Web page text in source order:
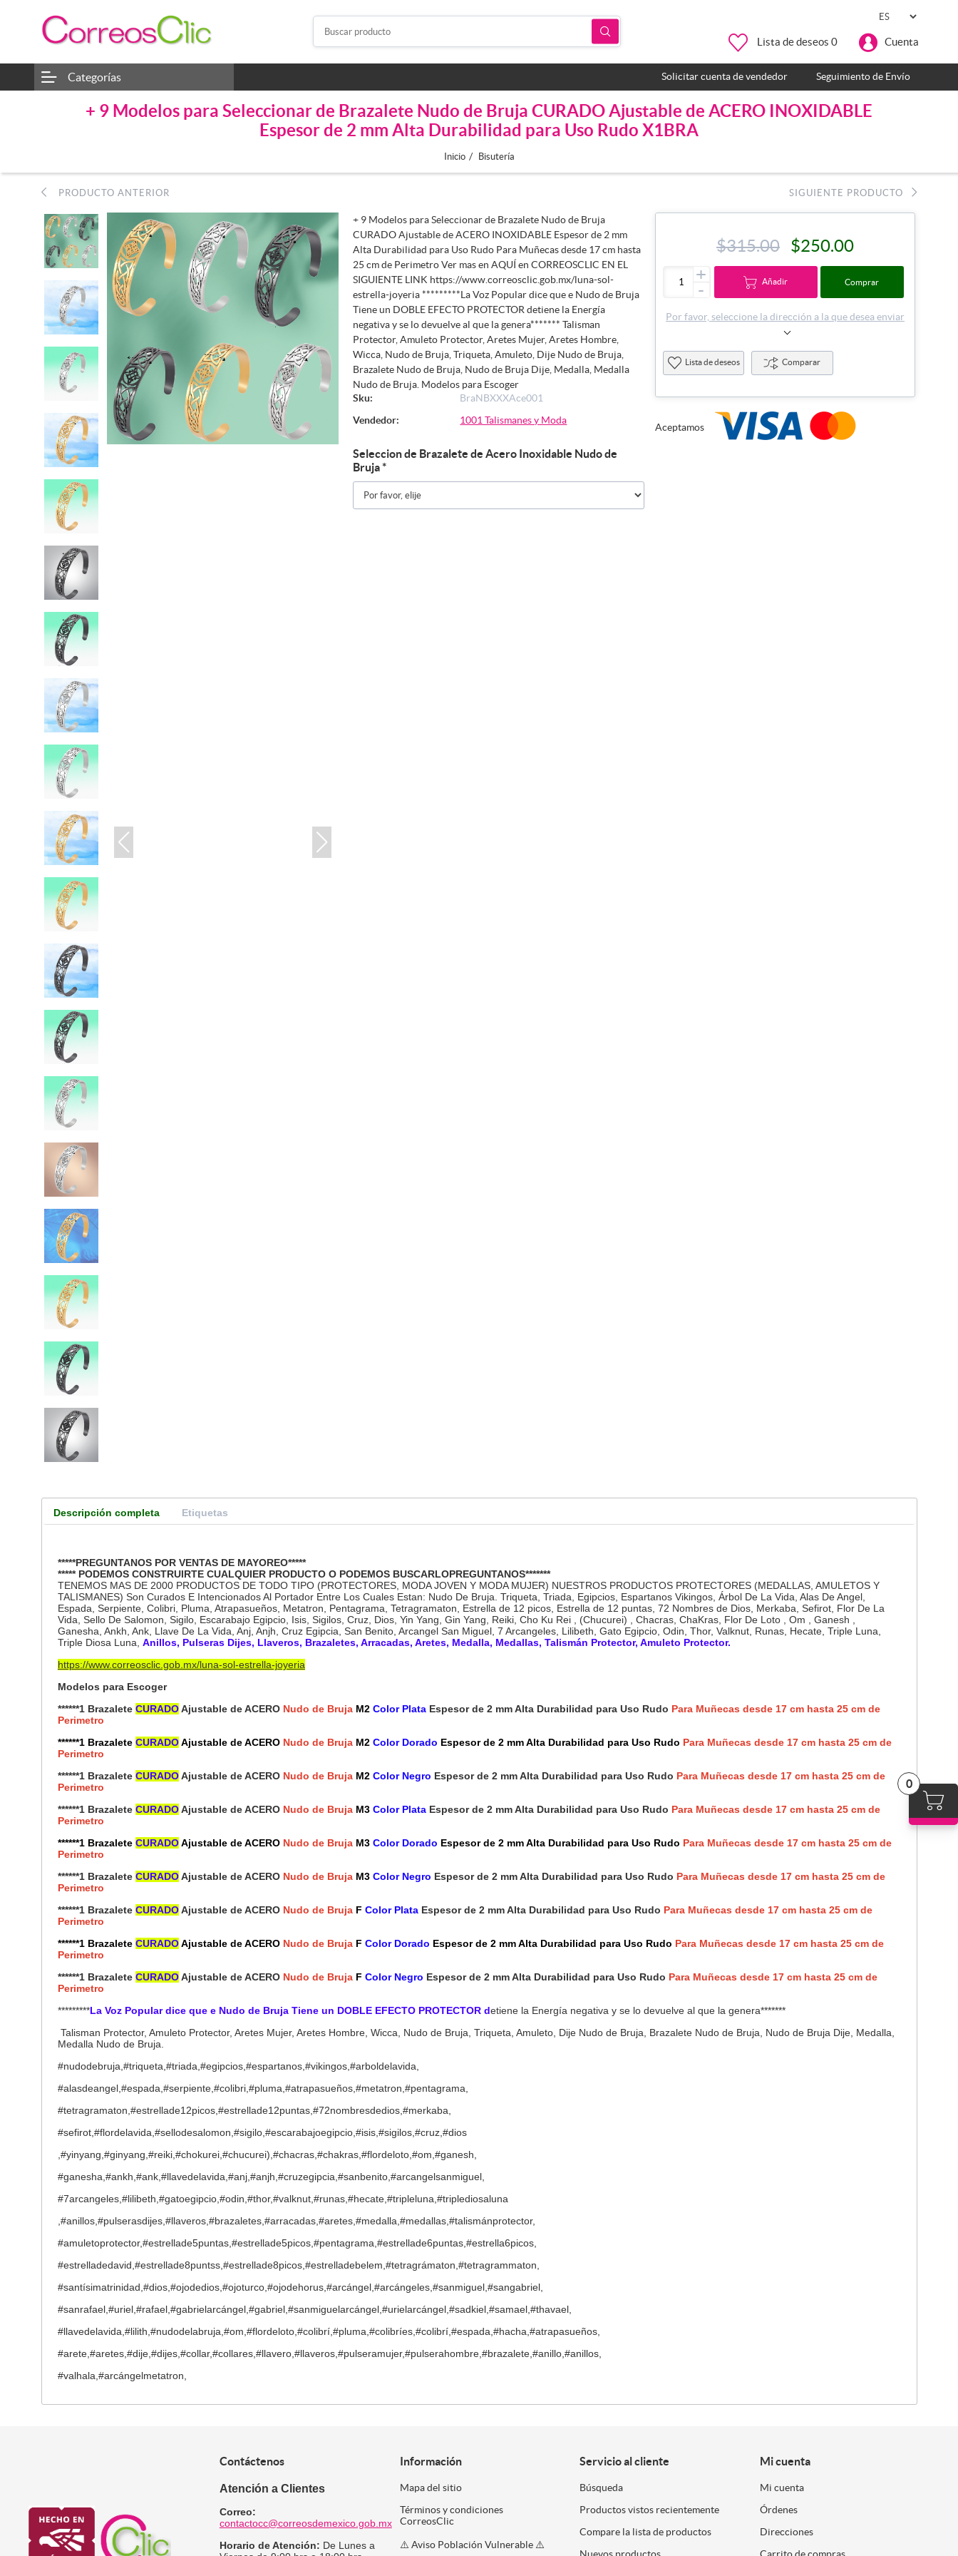
Lista de deseos 0 Cuenta
0
Categorías Solicitar cuenta de vendedor Seguimiento de Envío
+ 9 Modelos para Seleccionar de Brazalete Nudo de Bruja CURADO Ajustable de ACERO INOXIDABLE
Espesor de 2 mm Alta Durabilidad para Uso Rudo X1BRA
Inicio / Bisutería
PRODUCTO ANTERIOR SIGUIENTE PRODUCTO
+ 9 Modelos para Seleccionar de Brazalete Nudo de Bruja
CURADO Ajustable de ACERO INOXIDABLE Espesor de 2 mm
Alta Durabilidad para Uso Rudo Para Muñecas desde 17 cm hasta
25 cm de Perimetro Ver mas en AQUÍ en CORREOSCLIC EN EL
SIGUIENTE LINK https://www.correosclic.gob.mx/luna-sol-
estrella-joyeria *********La Voz Popular dice que e Nudo de Bruja
Tiene un DOBLE EFECTO PROTECTOR detiene la Energía
negativa y se lo devuelve al que la genera******* Talisman
Protector, Amuleto Protector, Aretes Mujer, Aretes Hombre,
Wicca, Nudo de Bruja, Triqueta, Amuleto, Dije Nudo de Bruja,
Brazalete Nudo de Bruja, Nudo de Bruja Dije, Medalla, Medalla
Nudo de Bruja. Modelos para Escoger
Sku:
BraNBXXXAce001
Vendedor:
1001 Talismanes y Moda
Seleccion de Brazalete de Acero Inoxidable Nudo de
Bruja*
$315.00 $250.00
+
- Añadir Comprar
Por favor, seleccione la dirección a la que desea enviar
Lista de deseos Comparar
Aceptamos
Descripción completa Etiquetas
*****PREGUNTANOS POR VENTAS DE MAYOREO*****
***** PODEMOS CONSTRUIRTE CUALQUIER PRODUCTO O PODEMOS BUSCARLOPREGUNTANOS*******
TENEMOS MAS DE 2000 PRODUCTOS DE TODO TIPO (PROTECTORES, MODA JOVEN Y MODA MUJER) NUESTROS PRODUCTOS PROTECTORES (MEDALLAS, AMULETOS Y
TALISMANES) Son Curados E Intencionados Al Portador Entre Los Cuales Estan: Nudo De Bruja. Triqueta, Triada, Egipcios, Espartanos Vikingos, Árbol De La Vida, Alas De Angel,
Espada, Serpiente, Colibri, Pluma, Atrapasueños, Metatron, Pentagrama, Tetragramaton, Estrella de 12 picos, Estrella de 12 puntas, 72 Nombres de Dios, Merkaba, Sefirot, Flor De La
Vida, Sello De Salomon, Sigilo, Escarabajo Egipcio, Isis, Sigilos, Cruz, Dios, Yin Yang, Gin Yang, Reiki, Cho Ku Rei , (Chucurei) , Chacras, ChaKras, Flor De Loto , Om , Ganesh ,
Ganesha, Ankh, Ank, Llave De La Vida, Anj, Anjh, Cruz Egipcia, San Benito, Arcangel San Miguel, 7 Arcangeles, Lilibeth, Gato Egipcio, Odin, Thor, Valknut, Runas, Hecate, Triple Luna,
Triple Diosa Luna, Anillos, Pulseras Dijes, Llaveros, Brazaletes, Arracadas, Aretes, Medalla, Medallas, Talismán Protector, Amuleto Protector.
https://www.correosclic.gob.mx/luna-sol-estrella-joyeria
Modelos para Escoger
******1 Brazalete CURADOAjustable de ACERO Nudo de Bruja M2 Color Plata Espesor de 2 mm Alta Durabilidad para Uso Rudo Para Muñecas desde 17 cm hasta 25 cm de
Perimetro
******1 Brazalete CURADOAjustable de ACERO Nudo de Bruja M2 Color Dorado Espesor de 2 mm Alta Durabilidad para Uso Rudo Para Muñecas desde 17 cm hasta 25 cm de
Perimetro
******1 Brazalete CURADOAjustable de ACERO Nudo de Bruja M2 Color Negro Espesor de 2 mm Alta Durabilidad para Uso Rudo Para Muñecas desde 17 cm hasta 25 cm de
Perimetro
******1 Brazalete CURADOAjustable de ACERO Nudo de Bruja M3 Color Plata Espesor de 2 mm Alta Durabilidad para Uso Rudo Para Muñecas desde 17 cm hasta 25 cm de
Perimetro
******1 Brazalete CURADOAjustable de ACERO Nudo de Bruja M3 Color Dorado Espesor de 2 mm Alta Durabilidad para Uso Rudo Para Muñecas desde 17 cm hasta 25 cm de
Perimetro
******1 Brazalete CURADOAjustable de ACERO Nudo de Bruja M3 Color Negro Espesor de 2 mm Alta Durabilidad para Uso Rudo Para Muñecas desde 17 cm hasta 25 cm de
Perimetro
******1 Brazalete CURADOAjustable de ACERO Nudo de Bruja F Color Plata Espesor de 2 mm Alta Durabilidad para Uso Rudo Para Muñecas desde 17 cm hasta 25 cm de
Perimetro
******1 Brazalete CURADOAjustable de ACERO Nudo de Bruja F Color Dorado Espesor de 2 mm Alta Durabilidad para Uso Rudo Para Muñecas desde 17 cm hasta 25 cm de
Perimetro
******1 Brazalete CURADOAjustable de ACERO Nudo de Bruja F Color Negro Espesor de 2 mm Alta Durabilidad para Uso Rudo Para Muñecas desde 17 cm hasta 25 cm de
Perimetro
*********La Voz Popular dice que e Nudo de Bruja Tiene un DOBLE EFECTO PROTECTOR detiene la Energía negativa y se lo devuelve al que la genera*******
Talisman Protector, Amuleto Protector, Aretes Mujer, Aretes Hombre, Wicca, Nudo de Bruja, Triqueta, Amuleto, Dije Nudo de Bruja, Brazalete Nudo de Bruja, Nudo de Bruja Dije, Medalla,
Medalla Nudo de Bruja.
#nudodebruja,#triqueta,#triada,#egipcios,#espartanos,#vikingos,#arboldelavida,
#alasdeangel,#espada,#serpiente,#colibri,#pluma,#atrapasueños,#metatron,#pentagrama,
#tetragramaton,#estrellade12picos,#estrellade12puntas,#72nombresdedios,#merkaba,
#sefirot,#flordelavida,#sellodesalomon,#sigilo,#escarabajoegipcio,#isis,#sigilos,#cruz,#dios
,#yinyang,#ginyang,#reiki,#chokurei,#chucurei),#chacras,#chakras,#flordeloto,#om,#ganesh,
#ganesha,#ankh,#ank,#llavedelavida,#anj,#anjh,#cruzegipcia,#sanbenito,#arcangelsanmiguel,
#7arcangeles,#lilibeth,#gatoegipcio,#odin,#thor,#valknut,#runas,#hecate,#tripleluna,#triplediosaluna
,#anillos,#pulserasdijes,#llaveros,#brazaletes,#arracadas,#aretes,#medalla,#medallas,#talismánprotector,
#amuletoprotector,#estrellade5puntas,#estrellade5picos,#pentagrama,#estrellade6puntas,#estrella6picos,
#estrelladedavid,#estrellade8puntss,#estrellade8picos,#estrelladebelem,#tetragrámaton,#tetragrammaton,
#santísimatrinidad,#dios,#ojodedios,#ojoturco,#ojodehorus,#arcángel,#arcángeles,#sanmiguel,#sangabriel,
#sanrafael,#uriel,#rafael,#gabrielarcángel,#gabriel,#sanmiguelarcángel,#urielarcángel,#sadkiel,#samael,#thavael,
#llavedelavida,#lilith,#nudodelabruja,#om,#flordeloto,#colibrí,#pluma,#colibríes,#colibrí,#espada,#hacha,#atrapasueños,
#arete,#aretes,#dije,#dijes,#collar,#collares,#llavero,#llaveros,#pulseramujer,#pulserahombre,#brazalete,#anillo,#anillos,
#valhala,#arcángelmetatron,
Contáctenos
Atención a Clientes
Correo:
contactocc@correosdemexico.gob.mx
Horario de Atención: De Lunes a
Información
Mapa del sitio
Términos y condiciones
CorreosClic
⚠️ Aviso Población Vulnerable ⚠️
Servicio al cliente
Búsqueda
Productos vistos recientemente
Compare la lista de productos
Nuevos productos
Mi cuenta
Mi cuenta
Órdenes
Direcciones
Carrito de compras